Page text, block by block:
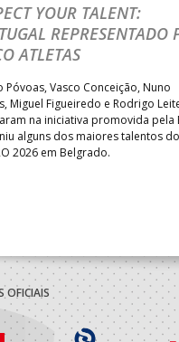
YOUR TALENT:
REPRESENTADO
ATLETAS
Póvoas, Vasco Conceição, Nuno
Miguel Figueiredo e Rodrigo
na iniciativa promovida pela
alguns dos maiores talentos
2026 em Belgrado.
OFICIAIS